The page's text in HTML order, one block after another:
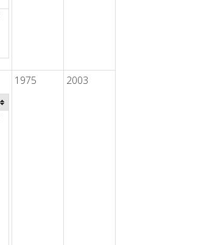
1975 2003